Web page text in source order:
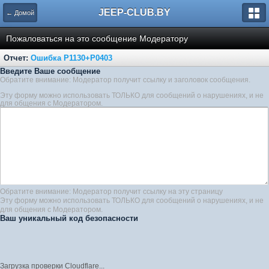
← Домой JEEP-CLUB.BY
Пожаловаться на это сообщение Модератору
Отчет: Ошибка P1130+P0403
Введите Ваше сообщение
Обратите внимание: Модератор получит ссылку и заголовок сообщения.
Эту форму можно использовать ТОЛЬКО для сообщений о нарушениях, и не
для общения с Модератором.
Обратите внимание: Модератор получит ссылку на эту страницу
Эту форму можно использовать ТОЛЬКО для сообщений о нарушениях, и не
для общения с Модератором.
Ваш уникальный код безопасности